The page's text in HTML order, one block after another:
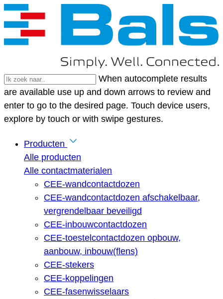
When autocomplete results
are available use up and down arrows to review and
enter to go to the desired page. Touch device users,
explore by touch or with swipe gestures.
Producten
Alle producten
Alle contactmaterialen
CEE-wandcontactdozen
CEE-wandcontactdozen afschakelbaar,
vergrendelbaar beveiligd
CEE-inbouwcontactdozen
CEE-toestelcontactdozen opbouw,
aanbouw, inbouw(flens)
CEE-stekers
CEE-koppelingen
CEE-fasenwisselaars